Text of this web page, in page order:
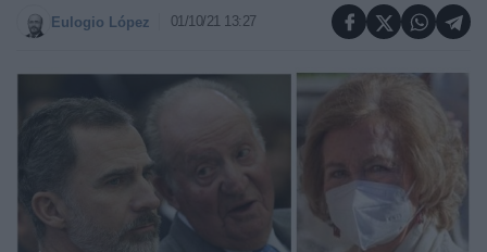
Eulogio López 01/10/21 13:27